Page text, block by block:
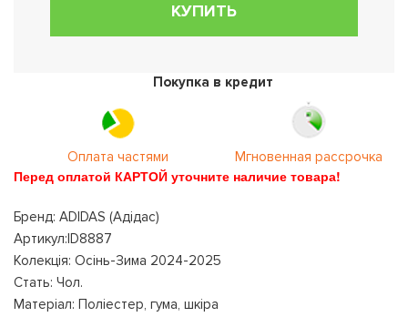
КУПИТЬ
Покупка в кредит
Оплата частями Мгновенная рассрочка
Перед оплатой КАРТОЙ уточните наличие товара!
Бренд: ADIDAS (Адідас)
Артикул:ID8887
Колекція: Осінь-Зима 2024-2025
Стать: Чол.
Матеріал: Поліестер, гума, шкіра